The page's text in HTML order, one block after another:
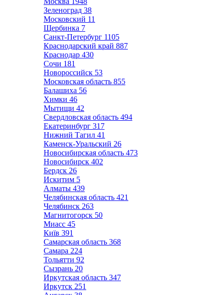
Зеленоград 38
Московский 11
Щербинка 7
Санкт-Петербург 1105
Краснодарский край 887
Краснодар 430
Сочи 181
Новороссийск 53
Московская область 855
Балашиха 56
Химки 46
Мытищи 42
Свердловская область 494
Екатеринбург 317
Нижний Тагил 41
Каменск-Уральский 26
Новосибирская область 473
Новосибирск 402
Бердск 26
Искитим 5
Алматы 439
Челябинская область 421
Челябинск 263
Магнитогорск 50
Миасс 45
Київ 391
Самарская область 368
Самара 224
Тольятти 92
Сызрань 20
Иркутская область 347
Иркутск 251